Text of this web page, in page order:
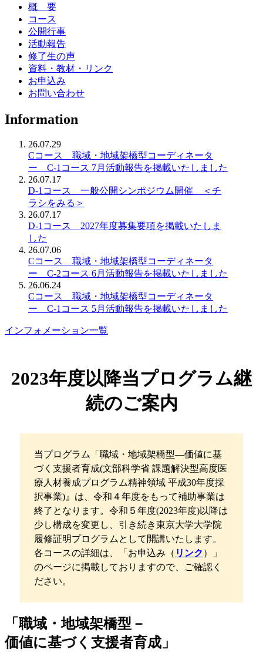
概 要
コース
公開行事
活動報告
修了生の声
資料・教材・リンク
お申込み
お問い合わせ
Information
26.07.29
Cコース 職域・地域架橋型コーディネータ
ー C-1コース 7月活動報告を掲載いたしました
26.07.17
D-1コース 一般公開シンポジウム開催 ＜チ
ラシをみる＞
26.07.17
D-1コース 2027年度募集要項を掲載いたしま
した
26.07.06
Cコース 職域・地域架橋型コーディネータ
ー C-2コース 6月活動報告を掲載いたしました
26.06.24
Cコース 職域・地域架橋型コーディネータ
ー C-1コース 5月活動報告を掲載いたしました
インフォメーション一覧
2023年度以降当プログラム継
続のご案内
当プログラム「職域・地域架橋型―価値に基
づく支援者育成(文部科学省 課題解決型高度医
療人材養成プログラム精神領域 平成30年度採
択事業)』は、令和４年度をもって補助事業は
終了となります。令和５年度(2023年度)以降は
少し構成を変更し、引き続き東京大学大学院
履修証明プログラムとして開講いたします。
各コースの詳細は、「お申込み（ リンク ）」
のページに掲載しておりますので、ご確認く
ださい。
「職域・地域架橋型－
価値に基づく支援者育成」